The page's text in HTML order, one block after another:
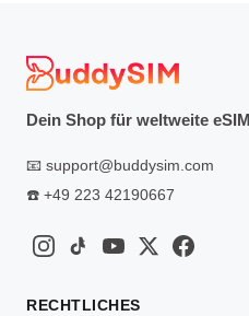
Dein Shop für weltweite
📧 support@buddysim.com
☎️ +49 223 42190667
RECHTLICHES